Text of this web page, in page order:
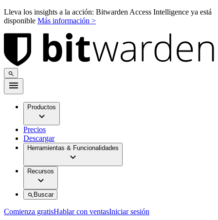
Lleva los insights a la acción: Bitwarden Access Intelligence ya está
disponible Más información >
Productos
Precios
Descargar
Herramientas & Funcionalidades
Recursos
Buscar
Comienza gratisHablar con ventasIniciar sesión